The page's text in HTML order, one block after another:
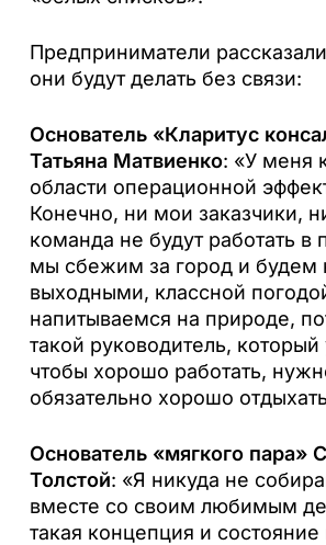
Предприниматели
они будут делать без связи:
Основатель «Кларитус
Татьяна Матвиенко: «У меня
области операционной
Конечно, ни мои заказчики,
команда не будут работать
мы сбежим за город и будем
выходными, классной
напитываемся на природе,
такой руководитель, который
чтобы хорошо работать,
обязательно хорошо
Основатель «мягкого пара»
Толстой: «Я никуда не
вместе со своим любимым
такая концепция и